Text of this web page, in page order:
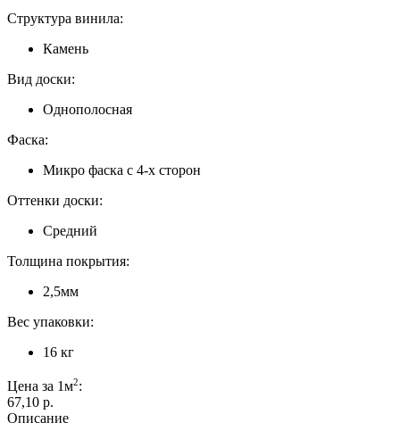
Структура винила:
Камень
Вид доски:
Однополосная
Фаска:
Микро фаска с 4-х сторон
Оттенки доски:
Средний
Толщина покрытия:
2,5мм
Вес упаковки:
16 кг
Цена за 1м2:
67,10 p.
Описание